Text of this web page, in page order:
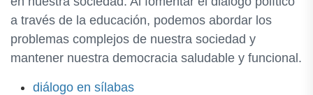
a través de la educación, podemos abordar los
problemas complejos de nuestra sociedad y
mantener nuestra democracia saludable y funcional.
diálogo en sílabas